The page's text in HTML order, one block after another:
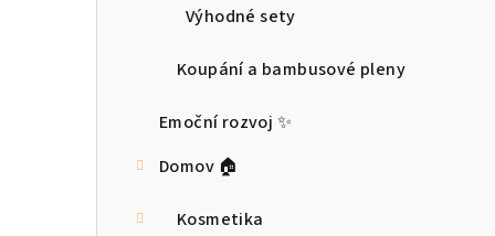
Výhodné sety
Koupání a bambusové pleny
Emoční rozvoj ✨
Domov 🏠
Kosmetika